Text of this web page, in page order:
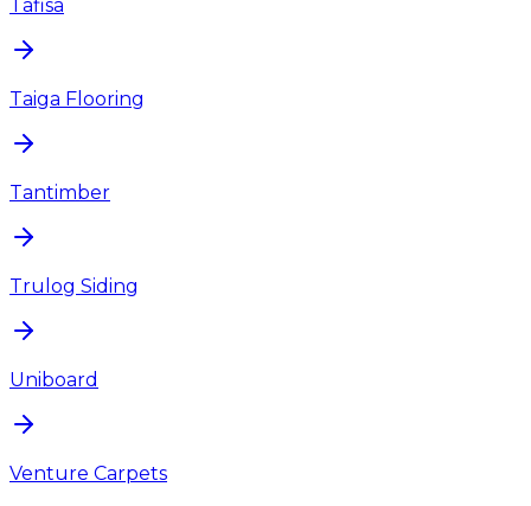
Tafisa
Taiga Flooring
Tantimber
Trulog Siding
Uniboard
Venture Carpets